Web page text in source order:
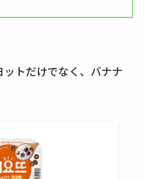
トだけでなく、バナナ